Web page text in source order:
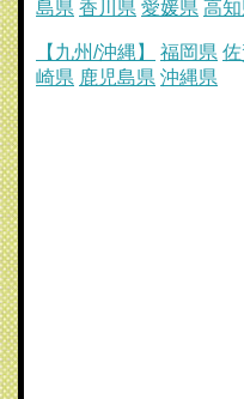
島県 香川県 愛媛県 高
【九州/沖縄】 福岡県
崎県 鹿児島県 沖縄県